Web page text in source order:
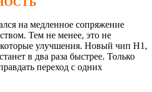
на медленное сопряжение
Тем не менее, это не
улучшения. Новый чип H1,
в два раза быстрее. Только
переход с одних